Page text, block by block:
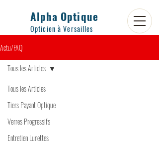
Alpha Optique
Opticien à Versailles
Actu/FAQ
Tous les Articles
Tiers Payant Optique
Verres Progressifs
Entretien Lunettes
Tous les Articles